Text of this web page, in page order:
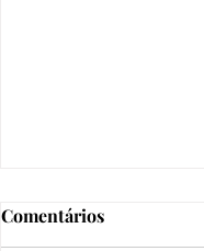
Comentários